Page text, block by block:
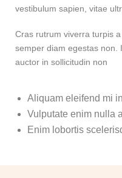
vestibulum sapien, vitae
Cras rutrum viverra turpis
semper diam egestas non.
auctor in sollicitudin non
Aliquam eleifend mi
Vulputate enim nulla
Enim lobortis